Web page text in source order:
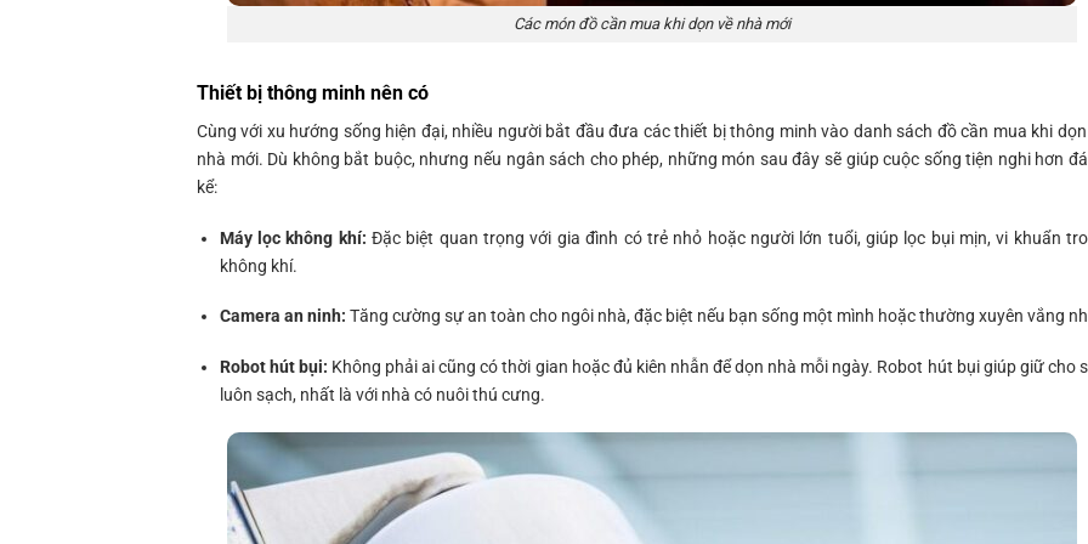
Các món đồ cần mua khi dọn về nhà mới
Thiết bị thông minh nên có
Cùng với xu hướng sống hiện đại, nhiều người bắt đầu đưa các thiết bị thông minh vào danh sách đồ cần mua khi
nhà mới. Dù không bắt buộc, nhưng nếu ngân sách cho phép, những món sau đây sẽ giúp cuộc sống tiện nghi hơn
kể:
Máy lọc không khí: Đặc biệt quan trọng với gia đình có trẻ nhỏ hoặc người lớn tuổi, giúp lọc bụi mịn, vi khuẩn
không khí.
Camera an ninh: Tăng cường sự an toàn cho ngôi nhà, đặc biệt nếu bạn sống một mình hoặc thường xuyên vắng
Robot hút bụi: Không phải ai cũng có thời gian hoặc đủ kiên nhẫn để dọn nhà mỗi ngày. Robot hút bụi giúp giữ cho
luôn sạch, nhất là với nhà có nuôi thú cưng.